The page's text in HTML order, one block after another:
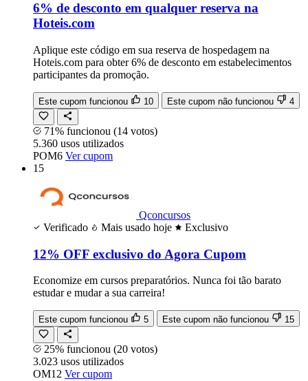
6% de desconto em qualquer reserva na
Hoteis.com
Aplique este código em sua reserva de hospedagem na
Hoteis.com para obter 6% de desconto em estabelecimentos
participantes da promoção.
Este cupom funcionou 10 Este cupom não funcionou 4
71% funcionou (14 votos)
5.360 usos utilizados
POM6 Ver cupom
15
Qconcursos
Verificado
Mais usado hoje Exclusivo
12% OFF exclusivo do Agora Cupom
Economize em cursos preparatórios. Nunca foi tão barato
estudar e mudar a sua carreira!
Este cupom funcionou 5 Este cupom não funcionou 15
25% funcionou (20 votos)
3.023 usos utilizados
OM12 Ver cupom